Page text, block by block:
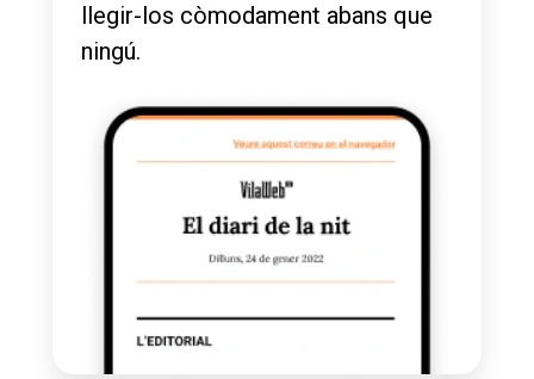
llegir-los còmodament abans que
ningú.